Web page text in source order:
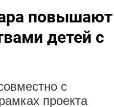
повышают
детей с
с
проекта